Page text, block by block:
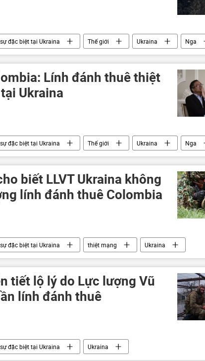
đặc biệt tại Ukraina Thế giới Ukraina
Nga
Lính đánh thuê thiệt
Ukraina
đặc biệt tại Ukraina Thế giới Ukraina
Nga
biết LLVT Ukraina không
lính đánh thuê Colombia
đặc biệt tại Ukraina thiệt mạng
Ukraina
Quân đội Ukraina Chính trị
Thế giới
sự Nga
tiết lộ lý do Lực lượng Vũ
lính đánh thuê
đặc biệt tại Ukraina
Ukraina